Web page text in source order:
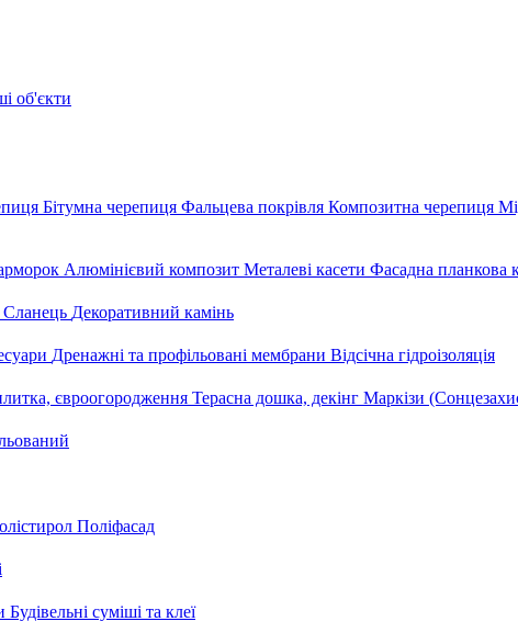
об'єкти
Бітумна черепиця Фальцева покрівля Композитна черепиця
Алюмінієвий композит Металеві касети Фасадна планкова
Сланець Декоративний камінь
Дренажні та профільовані мембрани Відсічна гідроізоляція
євроогородження Терасна дошка, декінг Маркізи
Поліфасад
Будівельні суміші та клеї